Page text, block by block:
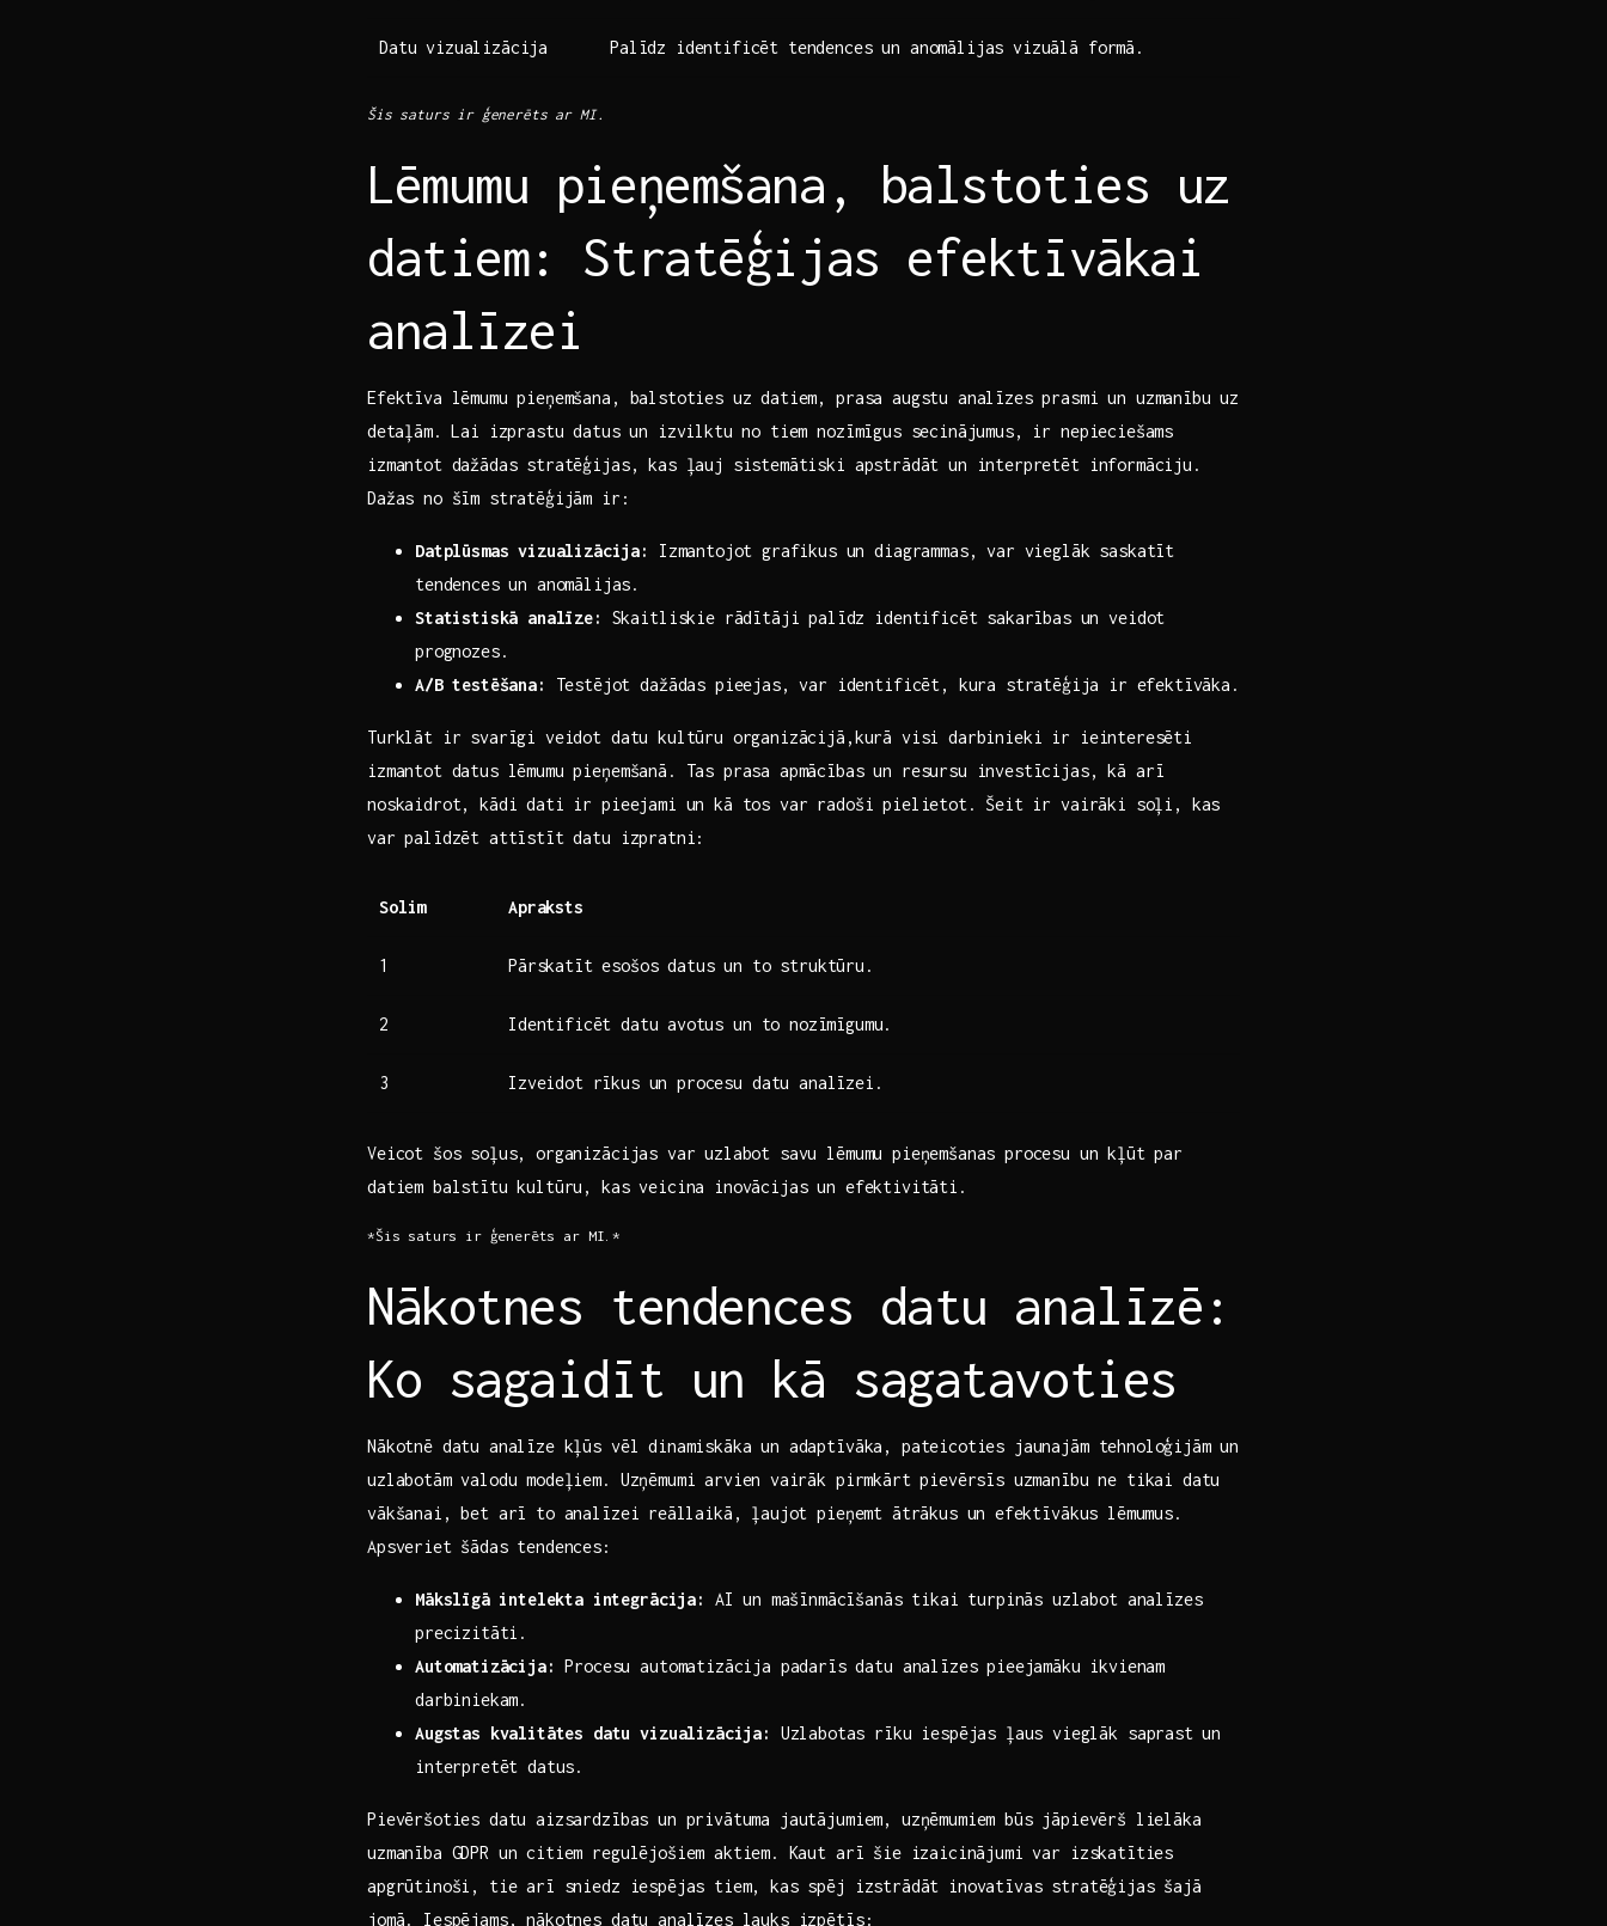
Datu vizualizācija Palīdz identificēt tendences un anomālijas vizuālā formā.
Šis saturs ir ģenerēts ar MI.
Lēmumu pieņemšana, balstoties uz
datiem: Stratēģijas efektīvākai
analīzei
Efektīva lēmumu pieņemšana, balstoties uz datiem, prasa augstu analīzes prasmi un uzmanību uz
⁤detaļām. Lai izprastu datus un izvilktu no tiem nozīmīgus secinājumus, ir nepieciešams
izmantot dažādas stratēģijas, kas ļauj sistemātiski apstrādāt un interpretēt informāciju.⁢
Dažas no šīm stratēģijām ⁣ir:
Datplūsmas vizualizācija:
Izmantojot grafikus un diagrammas, var vieglāk saskatīt
tendences un anomālijas.
Statistiskā analīze:
Skaitliskie rādītāji palīdz identificēt sakarības ​un veidot
prognozes.
A/B testēšana:
Testējot dažādas pieejas, var identificēt, kura stratēģija ir ⁣efektīvāka.
Turklāt ir svarīgi veidot ​datu kultūru organizācijā,kurā‌ visi darbinieki ir ieinteresēti
izmantot datus lēmumu pieņemšanā. Tas prasa apmācības un resursu investīcijas, kā‌ arī
noskaidrot, kādi dati ir pieejami un kā tos var radoši pielietot. Šeit ⁤ir vairāki soļi, kas
var palīdzēt attīstīt datu izpratni:
Solim Apraksts
1 Pārskatīt esošos datus un to struktūru.
2 Identificēt datu⁢ avotus un to nozīmīgumu.
3 Izveidot rīkus un procesu datu analīzei.
Veicot ‍šos soļus, organizācijas ‌var uzlabot savu lēmumu pieņemšanas procesu un ⁢kļūt par ​
datiem balstītu kultūru, kas veicina inovācijas un efektivitāti.
*Šis saturs ir ģenerēts ar MI.*
Nākotnes tendences datu analīzē:
Ko sagaidīt un kā sagatavoties
Nākotnē datu analīze kļūs vēl dinamiskāka un adaptīvāka, pateicoties jaunajām tehnoloģijām un
uzlabotām valodu modeļiem. Uzņēmumi arvien ⁢vairāk pirmkārt pievērsīs uzmanību ne ‌tikai datu
vākšanai, bet arī to analīzei⁣ reāllaikā, ļaujot pieņemt ātrākus un ⁤efektīvākus lēmumus.
Apsveriet šādas tendences:
Mākslīgā⁣ intelekta integrācija:
AI un mašīnmācīšanās tikai turpinās uzlabot analīzes
precizitāti.
Automatizācija: Procesu automatizācija padarīs datu analīzes pieejamāku⁣ ikvienam
darbiniekam.
Augstas kvalitātes datu vizualizācija:
Uzlabotas rīku iespējas ļaus vieglāk saprast⁤ un
interpretēt datus.
Pievēršoties datu aizsardzības un privātuma jautājumiem, uzņēmumiem ⁤būs jāpievērš lielāka
uzmanība GDPR un citiem regulējošiem aktiem. ⁤Kaut arī šie izaicinājumi var izskatīties
apgrūtinoši, tie arī sniedz iespējas tiem, kas spēj izstrādāt inovatīvas stratēģijas šajā
jomā. Iespējams, nākotnes datu analīzes lauks izpētīs: